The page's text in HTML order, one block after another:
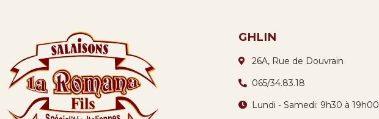
GHLIN
26A, Rue de Douvrain
065/34.83.18
Lundi - Samedi: 9h30 à 19h00